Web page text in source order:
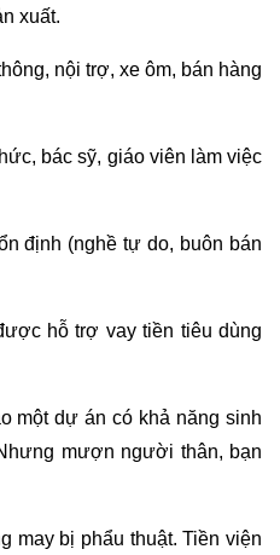
xuất.
nội trợ, xe ôm, bán hàng
bác sỹ, giáo viên làm việc
định (nghề tự do, buôn bán
hỗ trợ vay tiền tiêu dùng
một dự án có khả năng sinh
mượn người thân, bạn
may bị phẩu thuật. Tiền viện